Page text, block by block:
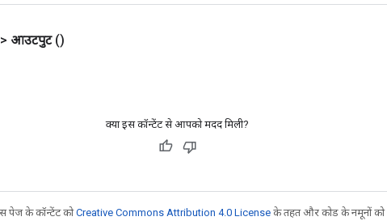
आउटपुट ()
क्या इस कॉन्टेंट से आपको मदद मिली?
पेज के कॉन्टेंट कोCreative Commons Attribution 4.0 License के तहत और कोड के नमूनों को